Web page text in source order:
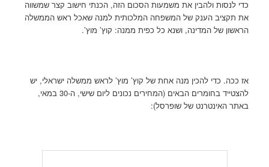
כדי לנסות ולהבין את משמעות הסכום הזה, הכנתי חישוב קצר שמשווה
את תקציב הענק של המשפחה המלכותית למנה שאכל ראש הממשלה
הראשון של המדינה, ושנא כל כפית ממנה: קוץ’ מוץ’.
אז ככה. כדי להכין מנה אחת של קוץ’ מוץ’ לראש ממשלה ישראלי, יש
להצטייד בחומרים הבאים (המחירים נכונים ליום שישי, ה-30 במאי,
באתר האינטרנט של שופרסל):